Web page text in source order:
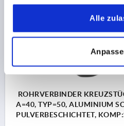
gesammelt haben.
Alle
ROHRVERBINDER
A=40, TYP=50, ALUMINIUM
PULVERBESCHICHTET,